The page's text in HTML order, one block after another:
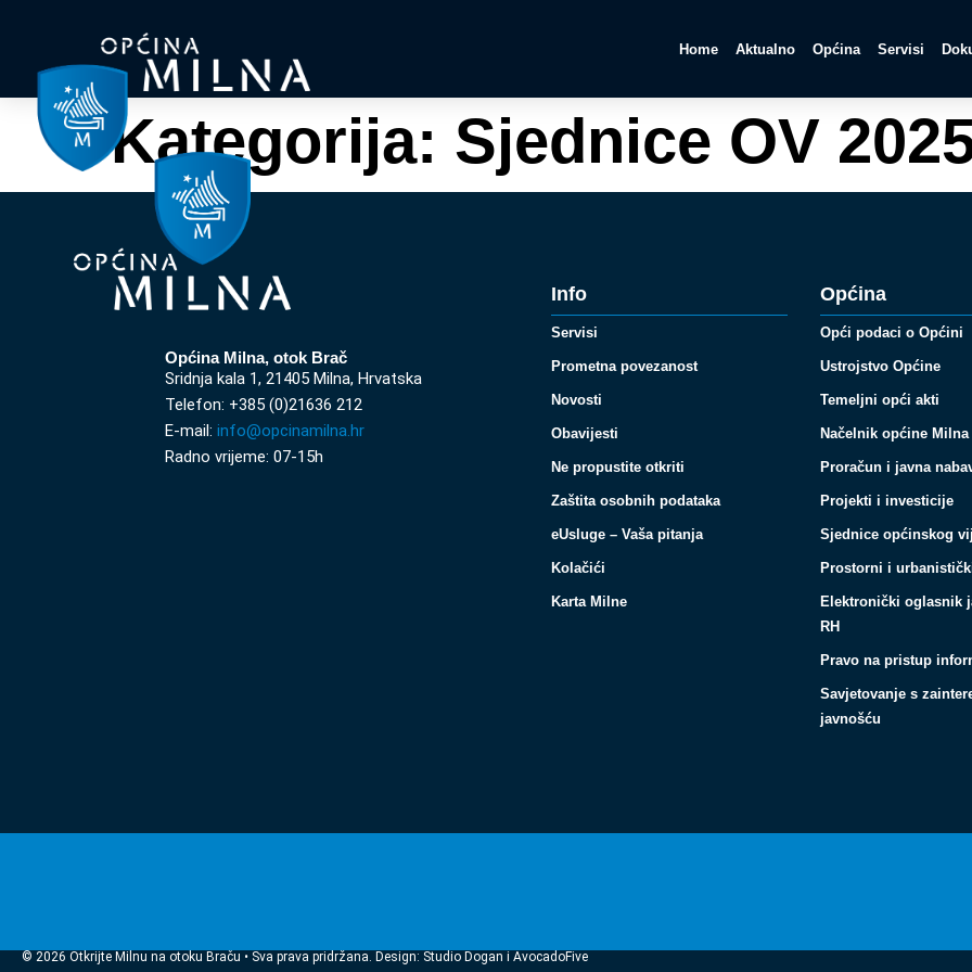
Home Aktualno Općina Servisi
Kategorija: Sjednice OV
Općina Milna, otok Brač
Sridnja kala 1, 21405 Milna, Hrvatska
Telefon: +385 (0)21636 212
E-mail: info@opcinamilna.hr
Radno vrijeme: 07-15h
Info
Servisi
Prometna povezanost
Novosti
Obavijesti
Ne propustite otkriti
Zaštita osobnih podataka
eUsluge – Vaša pitanja
Kolačići
Karta Milne
Općina
Opći podaci o Općini
Ustrojstvo Općine
Temeljni opći akti
Načelnik općine Milna
Proračun i javna
Projekti i investicije
Sjednice općinskog
Prostorni i
Elektronički oglasnik
RH
Pravo na pristup
Savjetovanje s
javnošću
© 2026 Otkrijte Milnu na otoku Braču • Sva prava pridržana. Design: Studio Dogan i AvocadoFive